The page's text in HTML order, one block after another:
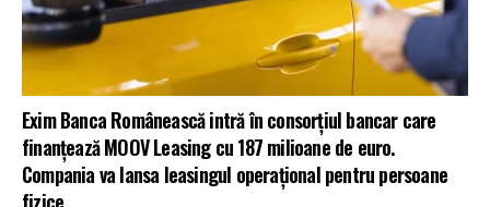
Exim Banca Românească intră în consorțiul bancar care
finanțează MOOV Leasing cu 187 milioane de euro.
Compania va lansa leasingul operațional pentru persoane